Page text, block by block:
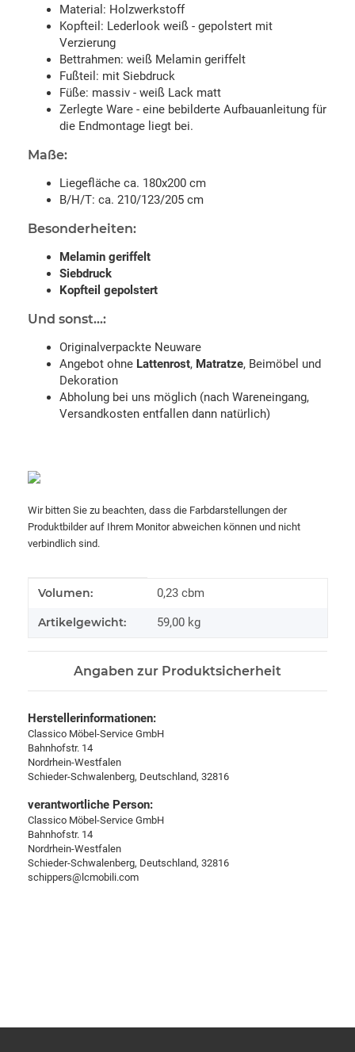
Material: Holzwerkstoff
Kopfteil: Lederlook weiß - gepolstert mit
Verzierung
Bettrahmen: weiß Melamin geriffelt
Fußteil: mit Siebdruck
Füße: massiv - weiß Lack matt
Zerlegte Ware - eine bebilderte Aufbauanleitung für
die Endmontage liegt bei.
Maße:
Liegefläche ca. 180x200 cm
B/H/T: ca. 210/123/205 cm
Besonderheiten:
Melamin geriffelt
Siebdruck
Kopfteil gepolstert
Und sonst...:
Originalverpackte Neuware
Angebot ohne Lattenrost, Matratze, Beimöbel und
Dekoration
Abholung bei uns möglich (nach Wareneingang,
Versandkosten entfallen dann natürlich)
Wir bitten Sie zu beachten, dass die Farbdarstellungen der
Produktbilder auf Ihrem Monitor abweichen können und nicht
verbindlich sind.
Produkteigenschaft
Wert
Volumen: 0,23 cbm
Artikelgewicht: 59,00 kg
Angaben zur Produktsicherheit
Herstellerinformationen:
Classico Möbel-Service GmbH
Bahnhofstr. 14
Nordrhein-Westfalen
Schieder-Schwalenberg, Deutschland, 32816
verantwortliche Person:
Classico Möbel-Service GmbH
Bahnhofstr. 14
Nordrhein-Westfalen
Schieder-Schwalenberg, Deutschland, 32816
schippers@lcmobili.com